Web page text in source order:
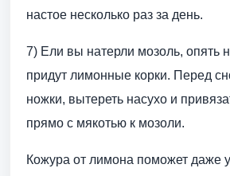
настое несколько раз за день.
7) Ели вы натерли мозоль, опять
придут лимонные корки. Перед
ножки, вытереть насухо и
прямо с мякотью к мозоли.
Кожура от лимона поможет даже